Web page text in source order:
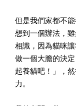
但是我們家都不
想到一個辦法，
相識，因為貓咪
做一個大膽的決
起養貓吧！」，
力。